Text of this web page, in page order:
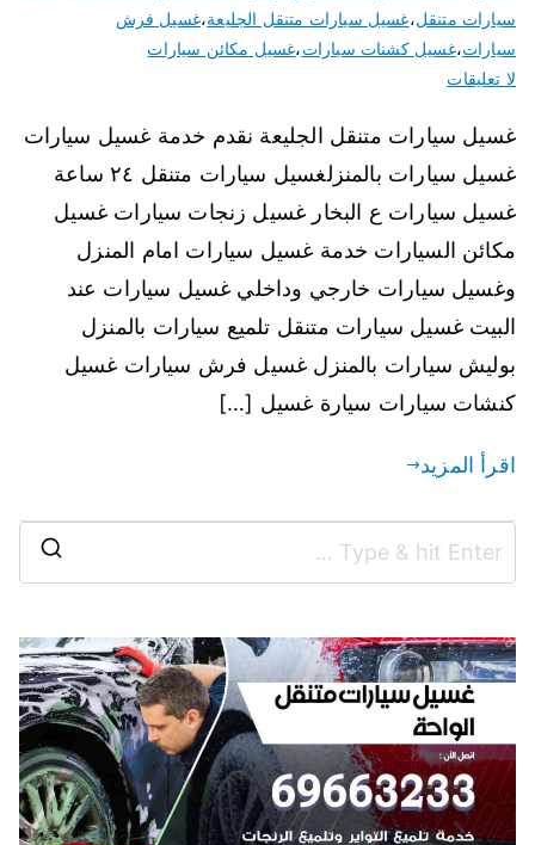
سيارات متنقل،غسيل سيارات متنقل الجليعة،غسيل فرش
سيارات،غسيل كشنات سيارات،غسيل مكائن سيارات
لا تعليقات
غسيل سيارات متنقل الجليعة نقدم خدمة غسيل سيارات
غسيل سيارات بالمنزلغسيل سيارات متنقل ٢٤ ساعة
غسيل سيارات ع البخار غسيل زنجات سيارات غسيل
مكائن السيارات خدمة غسيل سيارات امام المنزل
وغسيل سيارات خارجي وداخلي غسيل سيارات عند
البيت غسيل سيارات متنقل تلميع سيارات بالمنزل
بوليش سيارات بالمنزل غسيل فرش سيارات غسيل
كنشات سيارات سيارة غسيل […]
اقرأ المزيد